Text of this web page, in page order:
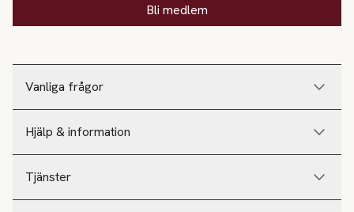
Vanliga frågor
Hjälp & information
Tjänster
Bli medlem